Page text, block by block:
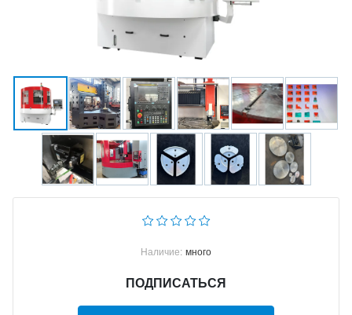
Наличие: много
ПОДПИСАТЬСЯ